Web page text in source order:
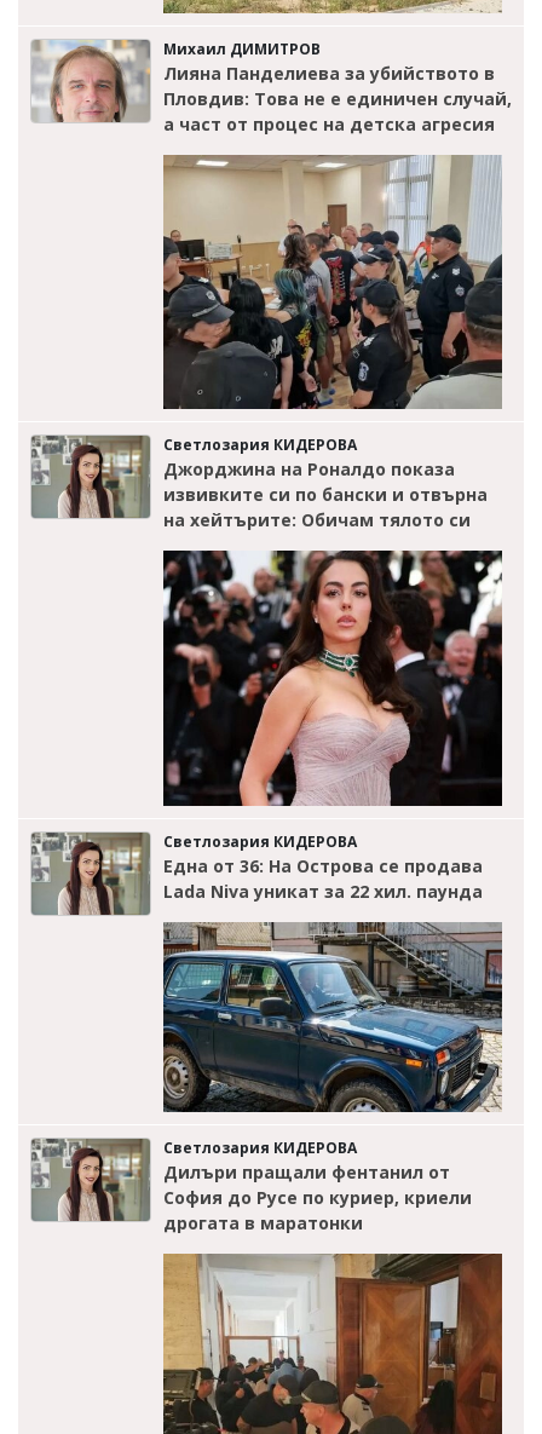
Михаил ДИМИТРОВ
Лияна Панделиева за убийството в
Пловдив: Това не е единичен случай,
а част от процес на детска агресия
Светлозария КИДЕРОВА
Джорджина на Роналдо показа
извивките си по бански и отвърна
на хейтърите: Обичам тялото си
Светлозария КИДЕРОВА
Една от 36: На Острова се продава
Lada Niva уникат за 22 хил. паунда
Светлозария КИДЕРОВА
Дилъри пращали фентанил от
София до Русе по куриер, криели
дрогата в маратонки